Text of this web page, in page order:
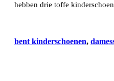
hebben drie toffe
bent kinderschoenen,